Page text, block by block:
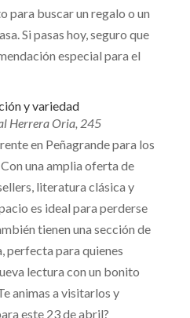
para buscar un regalo o un
Si pasas hoy, seguro que
especial para el
y variedad
Herrera Oria, 245
en Peñagrande para los
una amplia oferta de
literatura clásica y
es ideal para perderse
tienen una sección de
perfecta para quienes
lectura con un bonito
animas a visitarlos y
este 23 de abril?